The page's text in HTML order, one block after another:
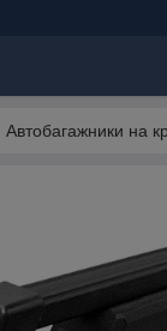
Автобагажники на